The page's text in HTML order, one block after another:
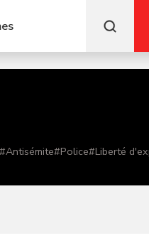
#Antisémite#Police#Liberté